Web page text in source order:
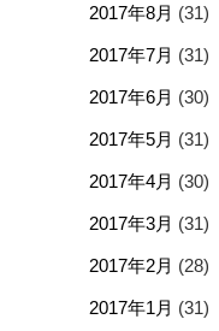
2017年8月 (31)
2017年7月 (31)
2017年6月 (30)
2017年5月 (31)
2017年4月 (30)
2017年3月 (31)
2017年2月 (28)
2017年1月 (31)